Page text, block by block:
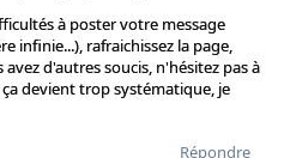
à poster votre message
infinie...), rafraichissez la page,
d'autres soucis, n'hésitez pas à
devient trop systématique, je
Répondre